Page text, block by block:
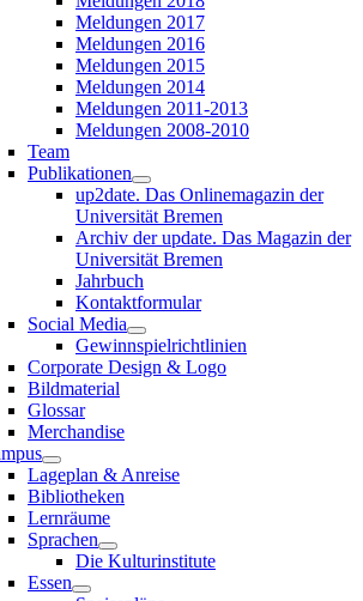
Meldungen 2017
Meldungen 2016
Meldungen 2015
Meldungen 2014
Meldungen 2011-2013
Meldungen 2008-2010
Team
Publikationen
up2date. Das Onlinemagazin der
Universität Bremen
Archiv der update. Das Magazin der
Universität Bremen
Jahrbuch
Kontaktformular
Social Media
Gewinnspielrichtlinien
Corporate Design & Logo
Bildmaterial
Glossar
Merchandise
Lageplan & Anreise
Bibliotheken
Lernräume
Sprachen
Die Kulturinstitute
Essen